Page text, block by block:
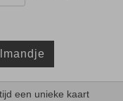
een unieke kaart